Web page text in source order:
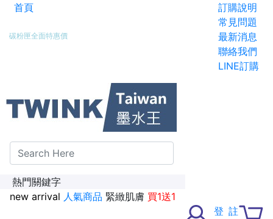
首頁
新加入會員送紅利金100點
碳粉匣全面特惠價
訂購說明
常見問題
最新消息
聯絡我們
LINE訂購
熱門關鍵字
new arrival 人氣商品 緊緻肌膚 買1送1
登 註